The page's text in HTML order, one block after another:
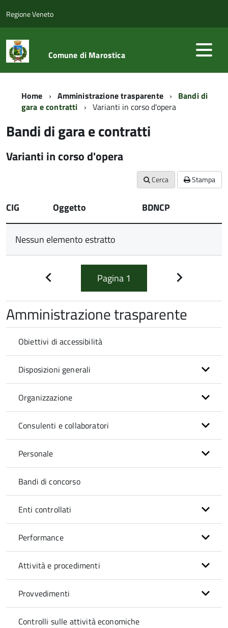
Regione Veneto
Comune di Marostica
Home Amministrazione trasparente
Bandi di
gara e contratti
Varianti in corso d'opera
Bandi di gara e contratti
Varianti in corso d'opera
Cerca Stampa
CIG Oggetto BDNCP
Nessun elemento estratto
Pagina 1
Amministrazione trasparente
Obiettivi di accessibilità
Disposizioni generali
Organizzazione
Consulenti e collaboratori
Personale
Bandi di concorso
Enti controllati
Performance
Attività e procedimenti
Provvedimenti
Controlli sulle attività economiche